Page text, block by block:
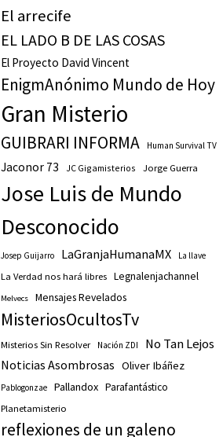
El arrecife
EL LADO B DE LAS COSAS
El Proyecto David Vincent
EnigmAnónimo Mundo de Hoy
Gran Misterio
GUIBRARI INFORMA Human Survival TV
Jaconor 73 JC Gigamisterios Jorge Guerra
Jose Luis de Mundo
Desconocido
Josep Guijarro LaGranjaHumanaMX La llave
La Verdad nos hará libres Legnalenjachannel
Melvecs Mensajes Revelados
MisteriosOcultosTv
Misterios Sin Resolver Nación ZDI No Tan Lejos
Noticias Asombrosas Oliver Ibáñez
Pablogonzae Pallandox Parafantástico
Planetamisterio
reflexiones de un galeno